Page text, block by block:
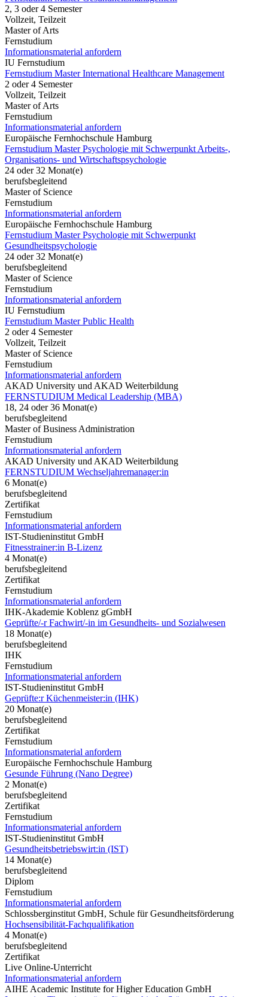
2, 3 oder 4 Semester
Vollzeit, Teilzeit
Master of Arts
Fernstudium
Informationsmaterial anfordern
IU Fernstudium
Fernstudium Master International Healthcare Management
2 oder 4 Semester
Vollzeit, Teilzeit
Master of Arts
Fernstudium
Informationsmaterial anfordern
Europäische Fernhochschule Hamburg
Fernstudium Master Psychologie mit Schwerpunkt Arbeits-,
Organisations- und Wirtschaftspsychologie
24 oder 32 Monat(e)
berufsbegleitend
Master of Science
Fernstudium
Informationsmaterial anfordern
Europäische Fernhochschule Hamburg
Fernstudium Master Psychologie mit Schwerpunkt
Gesundheitspsychologie
24 oder 32 Monat(e)
berufsbegleitend
Master of Science
Fernstudium
Informationsmaterial anfordern
IU Fernstudium
Fernstudium Master Public Health
2 oder 4 Semester
Vollzeit, Teilzeit
Master of Science
Fernstudium
Informationsmaterial anfordern
AKAD University und AKAD Weiterbildung
FERNSTUDIUM Medical Leadership (MBA)
18, 24 oder 36 Monat(e)
berufsbegleitend
Master of Business Administration
Fernstudium
Informationsmaterial anfordern
AKAD University und AKAD Weiterbildung
FERNSTUDIUM Wechseljahremanager:in
6 Monat(e)
berufsbegleitend
Zertifikat
Fernstudium
Informationsmaterial anfordern
IST-Studieninstitut GmbH
Fitnesstrainer:in B-Lizenz
4 Monat(e)
berufsbegleitend
Zertifikat
Fernstudium
Informationsmaterial anfordern
IHK-Akademie Koblenz gGmbH
Geprüfte/-r Fachwirt/-in im Gesundheits- und Sozialwesen
18 Monat(e)
berufsbegleitend
IHK
Fernstudium
Informationsmaterial anfordern
IST-Studieninstitut GmbH
Geprüfte:r Küchenmeister:in (IHK)
20 Monat(e)
berufsbegleitend
Zertifikat
Fernstudium
Informationsmaterial anfordern
Europäische Fernhochschule Hamburg
Gesunde Führung (Nano Degree)
2 Monat(e)
berufsbegleitend
Zertifikat
Fernstudium
Informationsmaterial anfordern
IST-Studieninstitut GmbH
Gesundheitsbetriebswirt:in (IST)
14 Monat(e)
berufsbegleitend
Diplom
Fernstudium
Informationsmaterial anfordern
Schlossberginstitut GmbH, Schule für Gesundheitsförderung
Hochsensibilität-Fachqualifikation
4 Monat(e)
berufsbegleitend
Zertifikat
Live Online-Unterricht
Informationsmaterial anfordern
AIHE Academic Institute for Higher Education GmbH